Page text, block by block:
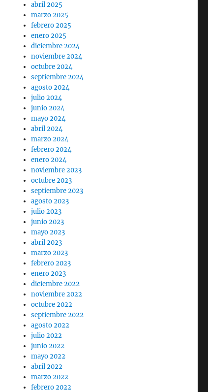
abril 2025
marzo 2025
febrero 2025
enero 2025
diciembre 2024
noviembre 2024
octubre 2024
septiembre 2024
agosto 2024
julio 2024
junio 2024
mayo 2024
abril 2024
marzo 2024
febrero 2024
enero 2024
noviembre 2023
octubre 2023
septiembre 2023
agosto 2023
julio 2023
junio 2023
mayo 2023
abril 2023
marzo 2023
febrero 2023
enero 2023
diciembre 2022
noviembre 2022
octubre 2022
septiembre 2022
agosto 2022
julio 2022
junio 2022
mayo 2022
abril 2022
marzo 2022
febrero 2022